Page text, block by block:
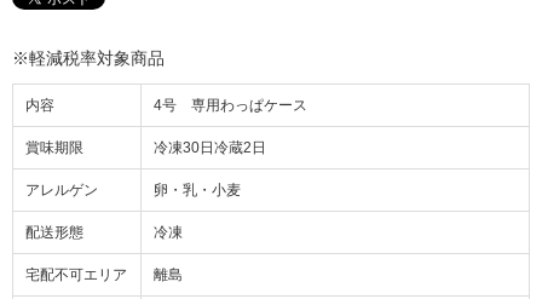
※軽減税率対象商品
内容 4号 専用わっぱケース
賞味期限 冷凍30日冷蔵2日
アレルゲン 卵・乳・小麦
配送形態 冷凍
宅配不可エリア 離島